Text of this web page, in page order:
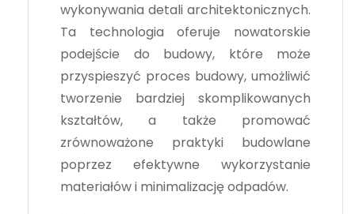
wykonywania detali architektonicznych.
Ta technologia oferuje nowatorskie
podejście do budowy, które może
przyspieszyć proces budowy, umożliwić
tworzenie bardziej skomplikowanych
kształtów, a także promować
zrównoważone praktyki budowlane
poprzez efektywne wykorzystanie
materiałów i minimalizację odpadów.